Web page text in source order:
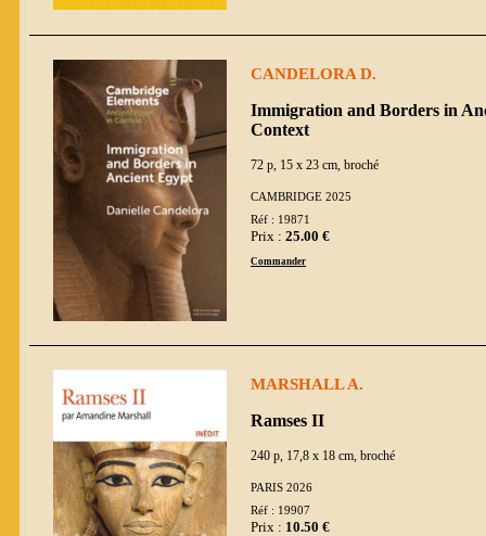
CANDELORA D.
Immigration and Borders in
Context
72 p, 15 x 23 cm, broché
CAMBRIDGE 2025
Réf : 19871
Prix : 25.00 €
Commander
MARSHALL A.
Ramses II
240 p, 17,8 x 18 cm, broché
PARIS 2026
Réf : 19907
Prix : 10.50 €